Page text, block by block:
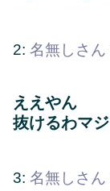
2: 名無しさん
ええやん
抜けるわマ
3: 名無しさん